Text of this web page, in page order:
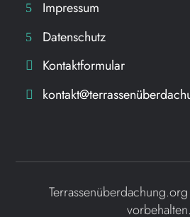
Impressum
Datenschutz
Kontaktformular
vorbehalten.